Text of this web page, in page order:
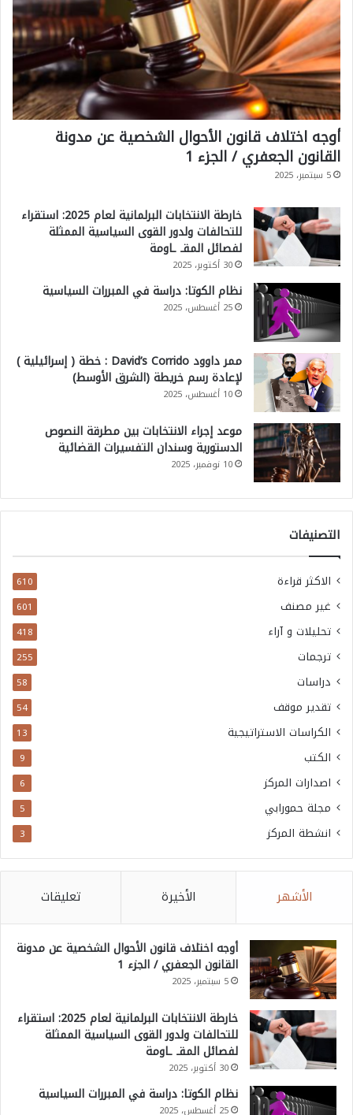
أوجه اختلاف قانون الأحوال الشخصية عن مدونة
القانون الجعفري / الجزء 1
5 سبتمبر، 2025
خارطة الانتخابات البرلمانية لعام 2025: استقراء
للتحالفات ولدور القوى السياسية الممثلة
لفصائل المقـ ـاومة
30 أكتوبر، 2025
نظام الكوتا: دراسة في المبررات السياسية
25 أغسطس، 2025
ممر داوود David’s Corrido : خطة ( إسرائيلية )
لإعادة رسم خريطة (الشرق الأوسط)
10 أغسطس، 2025
موعد إجراء الانتخابات بين مطرقة النصوص
الدستورية وسندان التفسيرات القضائية
10 نوفمبر، 2025
التصنيفات
الاكثر قراءة 610
غير مصنف 601
تحليلات و آراء 418
ترجمات 255
دراسات 58
تقدير موقف 54
الكراسات الاستراتيجية 13
الكتب 9
اصدارات المركز 6
مجلة حمورابي 5
انشطة المركز 3
الأشهر الأخيرة تعليقات
أوجه اختلاف قانون الأحوال الشخصية عن مدونة
القانون الجعفري / الجزء 1
5 سبتمبر، 2025
خارطة الانتخابات البرلمانية لعام 2025: استقراء
للتحالفات ولدور القوى السياسية الممثلة
لفصائل المقـ ـاومة
30 أكتوبر، 2025
نظام الكوتا: دراسة في المبررات السياسية
25 أغسطس، 2025